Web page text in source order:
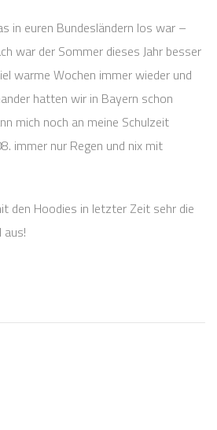
in euren Bundesländern los war –
war der Sommer dieses Jahr besser
warme Wochen immer wieder und
hatten wir in Bayern schon
mich noch an meine Schulzeit
immer nur Regen und nix mit
den Hoodies in letzter Zeit sehr die